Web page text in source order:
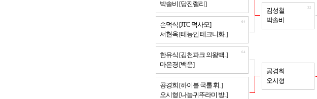
박솔비 [당진랠리]
손덕식 [JTC 덕사모]
서현옥 [테능인 테크니화..]
64
한유식 [김천파크 의왕백..]
마은경 [백운]
64
공경희 [하이볼 국룰 휘..]
오시형 [나눔귀뚜라미 방..]
김성철
박솔비
32
공경희
오시형